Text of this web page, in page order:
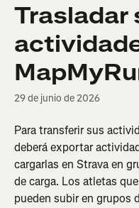
Trasladar
29 de junio de 2026
Para transferir sus
deberá exportar
cargarlas en Strava en
de carga. Los atletas
pueden subir en grupos